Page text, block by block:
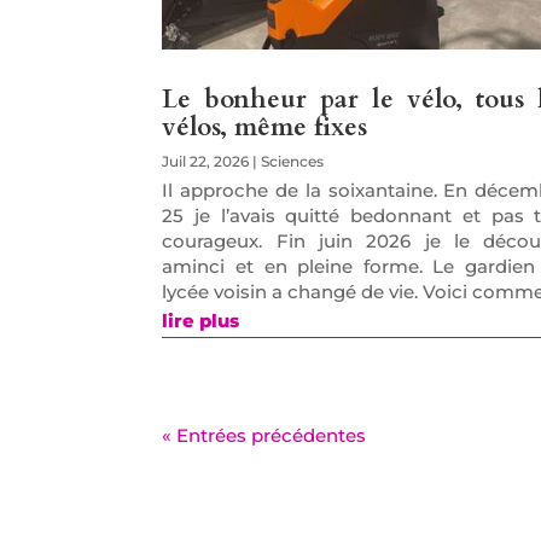
Le bonheur par le vélo, tous
vélos, même fixes
Juil 22, 2026 |Sciences
Il approche de la soixantaine. En
25 je l’avais quitté bedonnant et pas
courageux. Fin juin 2026 je le
aminci et en pleine forme. Le
lycée voisin a changé de vie. Voici
lire plus
« Entrées précédentes